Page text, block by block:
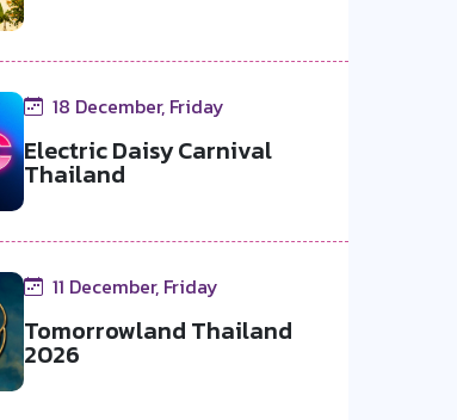
18 December, Friday
Electric Daisy Carnival
Thailand
11 December, Friday
Tomorrowland Thailand
2026